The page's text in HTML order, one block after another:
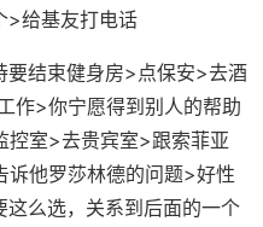
>给基友打电话
要结束健身房>点保安>去酒
作>你宁愿得到别人的帮助
室>去贵宾室>跟索菲亚
他罗莎林德的问题>好性
这么选，关系到后面的一个